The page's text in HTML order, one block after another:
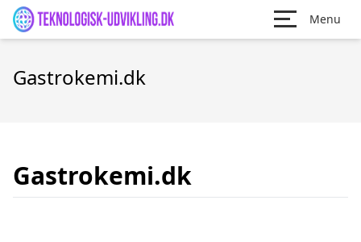
Menu
Gastrokemi.dk
Gastrokemi.dk